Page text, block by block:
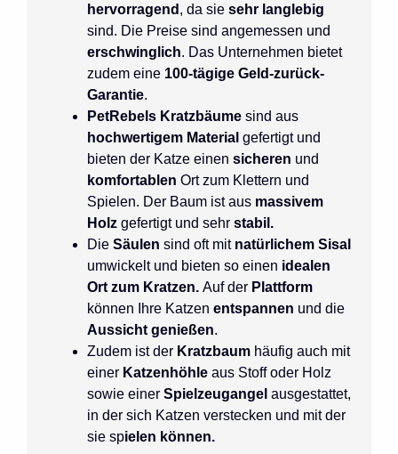
hervorragend , da sie sehr langlebig
sind. Die Preise sind angemessen und
erschwinglich. Das Unternehmen bietet
zudem eine 100-tägige Geld-zurück-
Garantie.
PetRebels Kratzbäume sind aus
hochwertigem Material gefertigt und
bieten der Katze einen sicheren und
komfortablen Ort zum Klettern und
Spielen. Der Baum ist aus massivem
Holz gefertigt und sehr stabil.
Die Säulen sind oft mit natürlichem Sisal
umwickelt und bieten so einen idealen
Ort zum Kratzen. Auf der Plattform
können Ihre Katzen entspannen und die
Aussicht genießen.
Zudem ist der Kratzbaum häufig auch mit
einer Katzenhöhle aus Stoff oder Holz
sowie einer Spielzeugangel ausgestattet,
in der sich Katzen verstecken und mit der
sie spielen können.